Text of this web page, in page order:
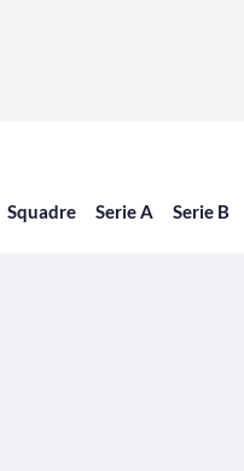
Squadre Serie A Serie B